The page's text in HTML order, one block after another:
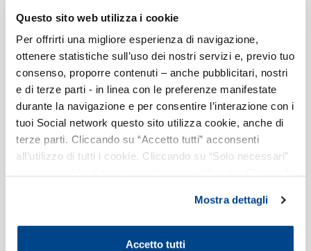
Questo sito web utilizza i cookie
Per offrirti una migliore esperienza di navigazione,
ottenere statistiche sull’uso dei nostri servizi e, previo tuo
consenso, proporre contenuti – anche pubblicitari, nostri
e di terze parti - in linea con le preferenze manifestate
durante la navigazione e per consentire l’interazione con i
tuoi Social network questo sito utilizza cookie, anche di
terze parti. Cliccando su “Accetto tutti” acconsenti
all’utilizzo di tutti i cookie. Cliccando su “Solo necessari”
propria volontà in relazione a ciascuna categoria di
cookie del sito. Per ulteriori informazioni consulta la
Mostra dettagli
Accetto tutti
per le PMI
Secondo sportello del bando regionale. Domande dalle ore
10.00 del 30 luglio 2026.
Un aggiornamento costante sulle opportunità raccolte